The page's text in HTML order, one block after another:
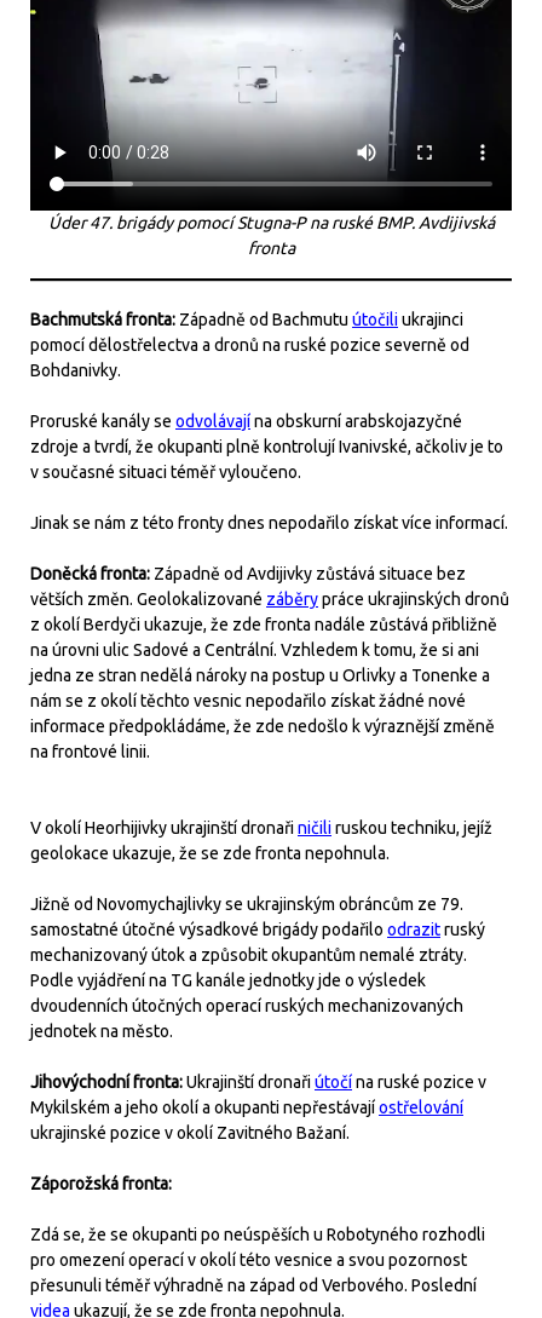
Úder 47. brigády pomocí Stugna-P na ruské BMP. Avdijivská
fronta
Bachmutská fronta: Západně od Bachmutu útočiliukrajinci
pomocí dělostřelectva a dronů na ruské pozice severně od
Bohdanivky.
Proruské kanály se odvolávajína obskurní arabskojazyčné
zdroje a tvrdí, že okupanti plně kontrolují Ivanivské, ačkoliv je to
v současné situaci téměř vyloučeno.
Jinak se nám z této fronty dnes nepodařilo získat více informací.
Doněcká fronta: Západně od Avdijivky zůstává situace bez
větších změn. Geolokalizované záběrypráce ukrajinských dronů
z okolí Berdyči ukazuje, že zde fronta nadále zůstává přibližně
na úrovni ulic Sadové a Centrální. Vzhledem k tomu, že si ani
jedna ze stran nedělá nároky na postup u Orlivky a Tonenke a
nám se z okolí těchto vesnic nepodařilo získat žádné nové
informace předpokládáme, že zde nedošlo k výraznější změně
na frontové linii.
V okolí Heorhijivky ukrajinští dronařiničiliruskou techniku, jejíž
geolokace ukazuje, že se zde fronta nepohnula.
Jižně od Novomychajlivky se ukrajinským obráncům ze 79.
samostatné útočné výsadkové brigády podařilo odrazitruský
mechanizovaný útok a způsobit okupantům nemalé ztráty.
Podle vyjádření na TG kanále jednotky jde o výsledek
dvoudenních útočných operací ruských mechanizovaných
jednotek na město.
Jihovýchodní fronta:Ukrajinští dronařiútočína ruské pozice v
Mykilském a jeho okolí a okupanti nepřestávajíostřelování
ukrajinské pozice v okolí Zavitného Bažaní.
Záporožská fronta:
Zdá se, že se okupanti po neúspěších u Robotyného rozhodli
pro omezení operací v okolí této vesnice a svou pozornost
přesunuli téměř výhradně na západ od Verbového. Poslední
videa ukazují, že se zde fronta nepohnula.